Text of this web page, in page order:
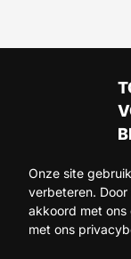
Onze site
verbeteren.
akkoord met ons
met ons